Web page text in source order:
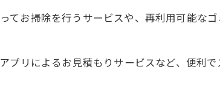
てお掃除を行うサービスや、再利用可能な
リによるお見積もりサービスなど、便利で